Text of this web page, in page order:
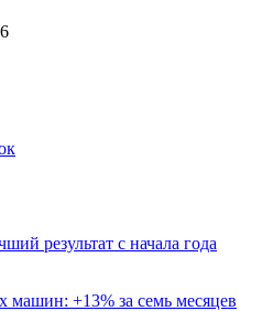
результат с начала года
машин: +13% за семь месяцев